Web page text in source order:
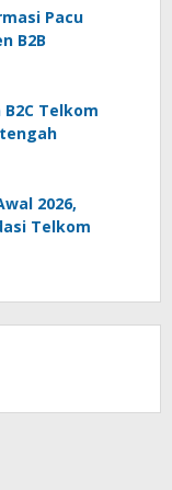
Pacu
B2B
Telkom
2026,
Telkom